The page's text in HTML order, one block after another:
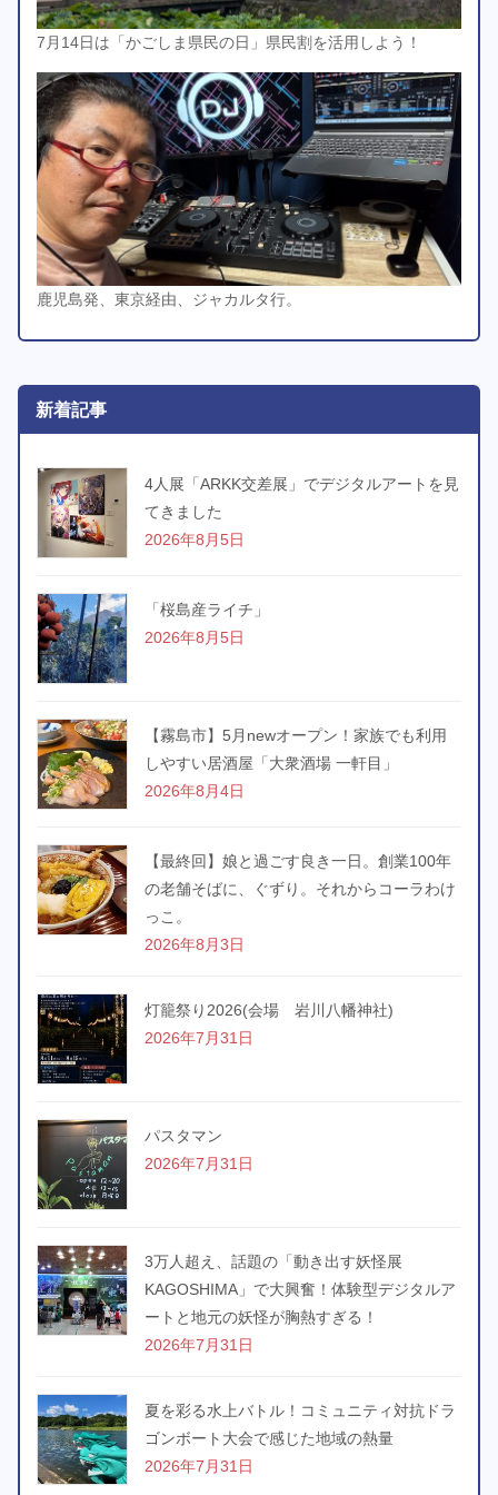
7月14日は「かごしま県民の日」県民割を活用しよう！
鹿児島発、東京経由、ジャカルタ行。
新着記事
4人展「ARKK交差展」でデジタルアートを見
てきました
2026年8月5日
「桜島産ライチ」
2026年8月5日
【霧島市】5月newオープン！家族でも利用
しやすい居酒屋「大衆酒場 一軒目」
2026年8月4日
【最終回】娘と過ごす良き一日。創業100年
の老舗そばに、ぐずり。それからコーラわけ
っこ。
2026年8月3日
灯籠祭り2026(会場 岩川八幡神社)
2026年7月31日
パスタマン
2026年7月31日
3万人超え、話題の「動き出す妖怪展
KAGOSHIMA」で大興奮！体験型デジタルア
ートと地元の妖怪が胸熱すぎる！
2026年7月31日
夏を彩る水上バトル！コミュニティ対抗ドラ
ゴンボート大会で感じた地域の熱量
2026年7月31日